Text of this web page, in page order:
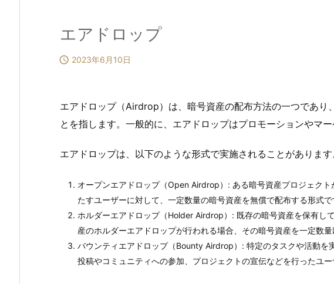
エアドロップ
 2023年6月10日
エアドロップ（Airdrop）は、暗号資産の配布方法の一つであ
とを指します。一般的に、エアドロップはプロモーションやマ
エアドロップは、以下のような形式で実施されることがあります
オープンエアドロップ（Open Airdrop）: ある暗号資産プロジェク
たすユーザーに対して、一定数量の暗号資産を無償で配布する形式で
ホルダーエアドロップ（Holder Airdrop）: 既存の暗号資産を保有し
産のホルダーエアドロップが行われる場合、その暗号資産を一定数
バウンティエアドロップ（Bounty Airdrop）: 特定のタスクや活動
投稿やコミュニティへの参加、プロジェクトの宣伝などを行ったユ